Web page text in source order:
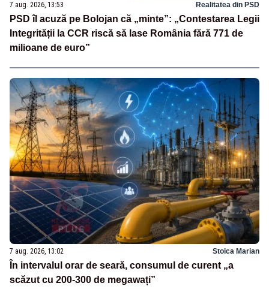
7 aug. 2026, 13:53 Realitatea din PSD
PSD îl acuză pe Bolojan că „minte”: „Contestarea Legii
Integrității la CCR riscă să lase România fără 771 de
milioane de euro”
7 aug. 2026, 13:02 Stoica Marian
În intervalul orar de seară, consumul de curent „a
scăzut cu 200-300 de megawați”